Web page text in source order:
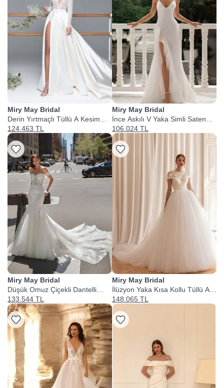
Miry May Bridal
Derin Yırtmaçlı Tüllü A Kesim
Gelinlik
124.463 TL
Miry May Bridal
Düşük Omuz Çiçekli Dantelli
Tüllü Balık Kesim Gelinlik
133.544 TL
Miry May Bridal
İnce Askılı V Yaka Simli Saten
Yırtmaçlı Balık Kesim Gelinlik
106.024 TL
Miry May Bridal
İlüzyon Yaka Kısa Kollu Tüllü A
Kesim Gelinlik
148.065 TL